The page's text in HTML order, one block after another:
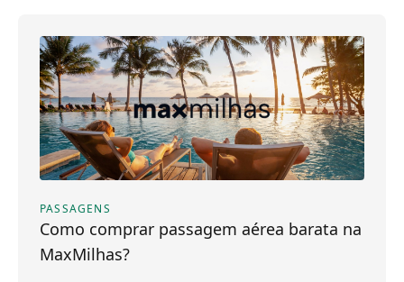
PASSAGENS
Como comprar passagem aérea barata na
MaxMilhas?